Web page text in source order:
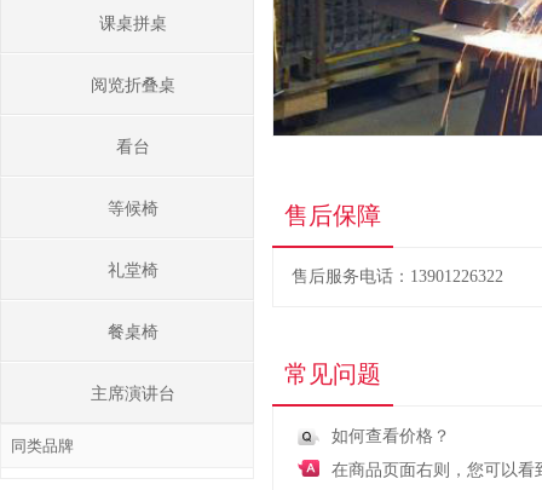
课桌拼桌
阅览折叠桌
看台
等候椅
礼堂椅
餐桌椅
主席演讲台
同类品牌
售后保障
售后服务电话：13901226322
常见问题
如何查看价格？
在商品页面右则，您可以看